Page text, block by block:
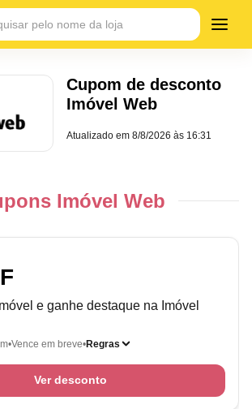
Cupom de desconto
Imóvel Web
Atualizado em8/8/2026 às 16:31
Imóvel Web
e ganhe destaque na Imóvel
Vence em breve Regras
Ver desconto